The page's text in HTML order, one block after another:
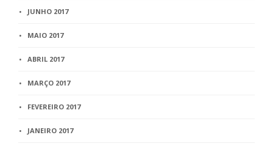
JUNHO 2017
MAIO 2017
ABRIL 2017
MARÇO 2017
FEVEREIRO 2017
JANEIRO 2017